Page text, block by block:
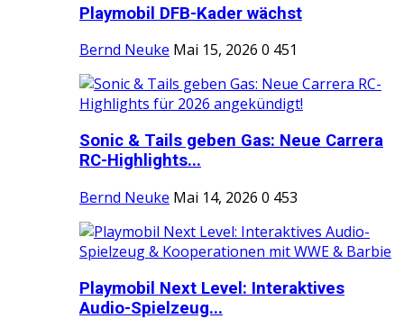
Playmobil DFB-Kader wächst
Bernd Neuke Mai 15, 2026 0 451
Sonic & Tails geben Gas: Neue Carrera
RC-Highlights...
Bernd Neuke Mai 14, 2026 0 453
Playmobil Next Level: Interaktives
Audio-Spielzeug...